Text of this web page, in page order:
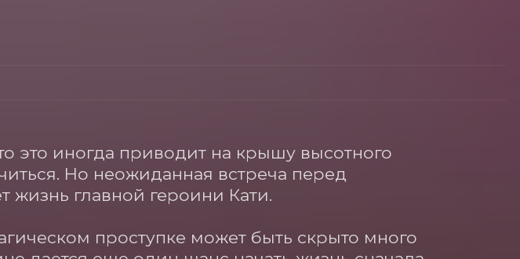
это иногда приводит на крышу высотного
Но неожиданная встреча перед
жизнь главной героини Кати.
проступке может быть скрыто много